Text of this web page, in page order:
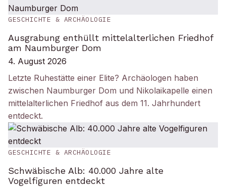
GESCHICHTE & ARCHÄOLOGIE
Ausgrabung enthüllt mittelalterlichen Friedhof
am Naumburger Dom
4. August 2026
Letzte Ruhestätte einer Elite? Archäologen haben
zwischen Naumburger Dom und Nikolaikapelle einen
mittelalterlichen Friedhof aus dem 11. Jahrhundert
entdeckt.
GESCHICHTE & ARCHÄOLOGIE
Schwäbische Alb: 40.000 Jahre alte
Vogelfiguren entdeckt